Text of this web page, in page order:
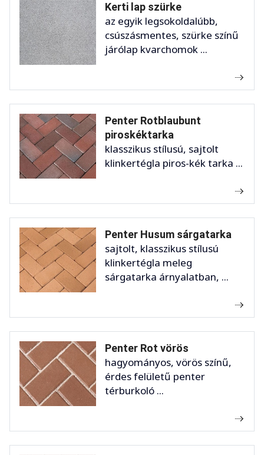
Kerti lap szürke
az egyik legsokoldalúbb,
csúszásmentes, szürke színű
járólap kvarchomok ...
Penter Rotblaubunt
piroskéktarka
klasszikus stílusú, sajtolt
klinkertégla piros-kék tarka ...
Penter Husum sárgatarka
sajtolt, klasszikus stílusú
klinkertégla meleg
sárgatarka árnyalatban, ...
Penter Rot vörös
hagyományos, vörös színű,
érdes felületű penter
térburkoló ...